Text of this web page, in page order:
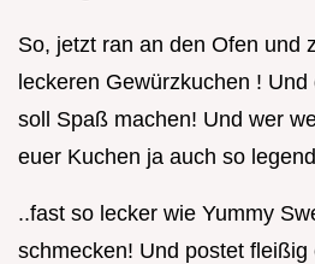
So, jetzt ran an den Ofen und
leckeren Gewürzkuchen !
soll Spaß machen! Und wer
euer Kuchen ja auch so
..fast so lecker wie Yummy
schmecken! Und postet fleißig